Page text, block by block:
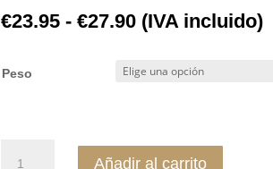
€23.95 - €27.90Rango
precios:
€27.90
(IVA incluido)
Peso
Añadir al carrito